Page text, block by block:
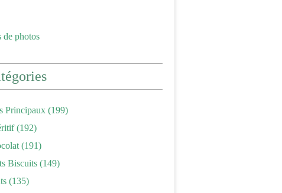
de photos
Principaux (199)
(192)
(191)
Biscuits (149)
(135)